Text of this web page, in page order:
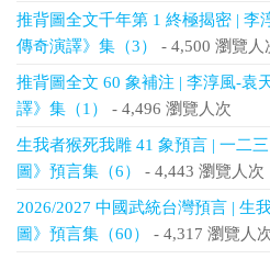
推背圖全文千年第 1 終極揭密 | 李
傳奇演譯》集（3）
- 4,500 瀏覽人
推背圖全文 60 象補注 | 李淳風-袁
譯》集（1）
- 4,496 瀏覽人次
生我者猴死我雕 41 象預言 | 一二
圖》預言集（6）
- 4,443 瀏覽人次
2026/2027 中國武統台灣預言 | 生
圖》預言集（60）
- 4,317 瀏覽人